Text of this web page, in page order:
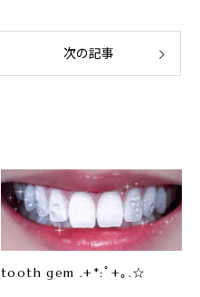
次の記事
tooth gem .+*:ﾟ+｡.☆